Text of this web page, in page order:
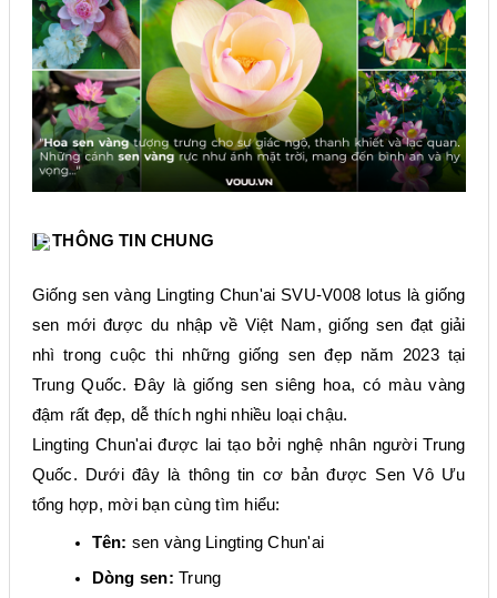
I - THÔNG TIN CHUNG
Giống sen vàng Lingting Chun'ai SVU-V008 lotus là giống
sen mới được du nhập về Việt Nam, giống sen đạt giải
nhì trong cuộc thi những giống sen đẹp năm 2023 tại
Trung Quốc. Đây là giống sen siêng hoa, có màu vàng
đậm rất đẹp, dễ thích nghi nhiều loại chậu.
Lingting Chun'ai được lai tạo bởi nghệ nhân người Trung
Quốc.
Dưới đây là thông tin cơ bảnđược Sen Vô Ưu
tổng hợp, mời bạn cùng tìm hiểu:
Tên: sen vàng Lingting Chun'ai
Dòng sen: Trung